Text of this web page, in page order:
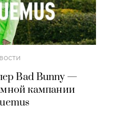
Bad Bunny —
кампании